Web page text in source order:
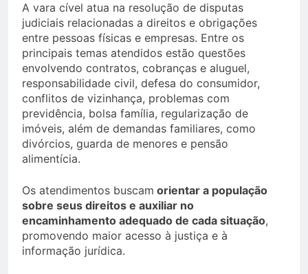
A vara cível atua na resolução de disputas
judiciais relacionadas a direitos e obrigações
entre pessoas físicas e empresas. Entre os
principais temas atendidos estão questões
envolvendo contratos, cobranças e aluguel,
responsabilidade civil, defesa do consumidor,
conflitos de vizinhança, problemas com
previdência, bolsa família, regularização de
imóveis, além de demandas familiares, como
divórcios, guarda de menores e pensão
alimentícia.
Os atendimentos buscam orientar a população
sobre seus direitos e auxiliar no
encaminhamento adequado de cada situação,
promovendo maior acesso à justiça e à
informação jurídica.